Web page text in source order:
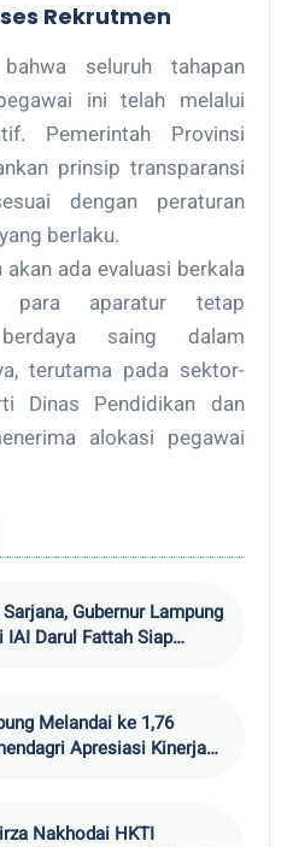
Rekrutmen
seluruh tahapan
ini telah melalui
Pemerintah Provinsi
prinsip transparansi
dengan peraturan
berlaku.
ada evaluasi berkala
para aparatur tetap
saing dalam
terutama pada sektor-
Dinas Pendidikan dan
alokasi pegawai
Gubernur Lampung
IAI Darul Fattah Siap
Melandai ke 1,76
Apresiasi Kinerja
Nakhodai HKTI